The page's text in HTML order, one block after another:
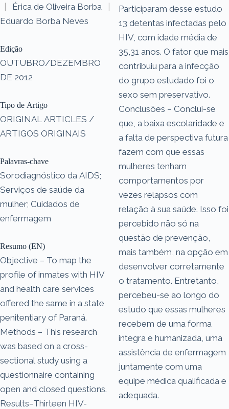
|
Érica de Oliveira Borba
|
Eduardo Borba Neves
Edição
OUTUBRO/DEZEMBRO
DE 2012
Tipo de Artigo
ORIGINAL ARTICLES /
ARTIGOS ORIGINAIS
Palavras-chave
Sorodiagnóstico da AIDS;
Serviços de saúde da
mulher; Cuidados de
enfermagem
Resumo (EN)
Objective – To map the
profile of inmates with HIV
and health care services
offered the same in a state
penitentiary of Paraná.
Methods – This research
was based on a cross-
sectional study using a
questionnaire containing
open and closed questions.
Results–Thirteen HIV-
Participaram desse estudo
13 detentas infectadas pelo
HIV, com idade média de
35,31 anos. O fator que mais
contribuiu para a infecção
do grupo estudado foi o
sexo sem preservativo.
Conclusões – Conclui-se
que, a baixa escolaridade e
a falta de perspectiva futura
fazem com que essas
mulheres tenham
comportamentos por
vezes relapsos com
relação à sua saúde. Isso foi
percebido não só na
questão de prevenção,
mais também, na opção em
desenvolver corretamente
o tratamento. Entretanto,
percebeu-se ao longo do
estudo que essas mulheres
recebem de uma forma
integra e humanizada, uma
assistência de enfermagem
juntamente com uma
equipe médica qualificada e
adequada.